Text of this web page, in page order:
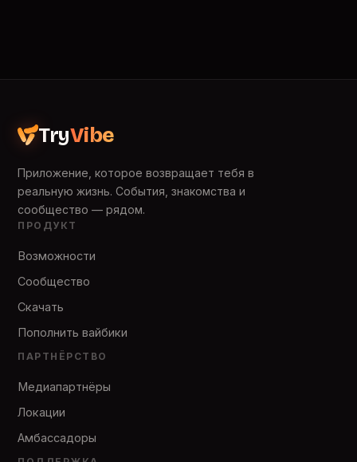
TryVibe
Приложение, которое возвращает тебя в
реальную жизнь. События, знакомства и
сообщество — рядом.
ПРОДУКТ
Возможности
Сообщество
Скачать
Пополнить вайбики
ПАРТНЁРСТВО
Медиапартнёры
Локации
Амбассадоры